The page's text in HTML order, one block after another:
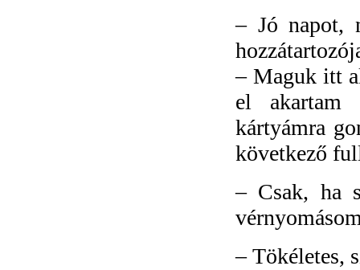
– Jó napot,
– Maguk itt
el akartam
kártyámra
következő
– Csak, ha
–Tökéletes,